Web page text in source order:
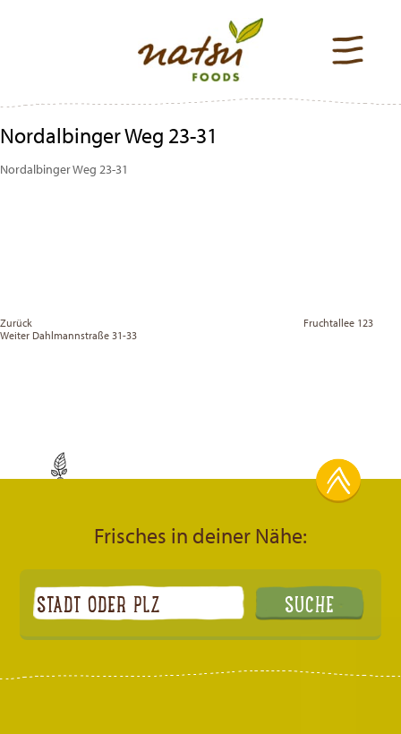
Nordalbinger Weg 23-31
Nordalbinger Weg 23-31
Zurück
Fruchtallee 123
Vor
Weiter Dahlmannstraße 31-33
Frisches in deiner Nähe: